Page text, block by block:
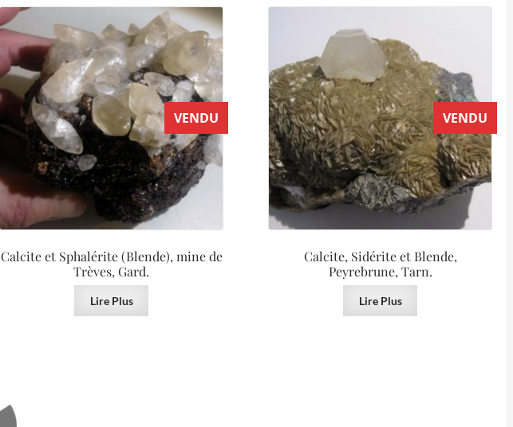
VENDU
Calcite et Sphalérite (Blende), mine de
Trèves, Gard.
Lire Plus
VENDU
Calcite, Sidérite et Blende,
Peyrebrune, Tarn.
Lire Plus